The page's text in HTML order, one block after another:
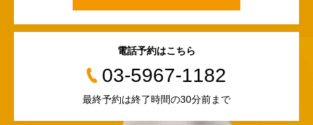
電話予約はこちら
03-5967-1182
最終予約は終了時間の30分前まで